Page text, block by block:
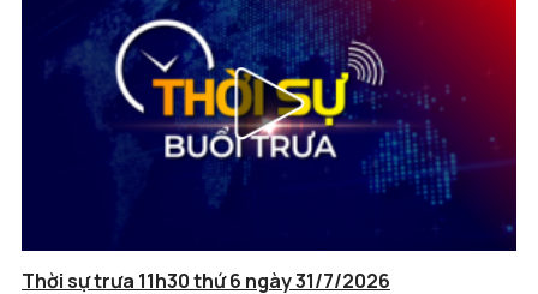
Thời sự trưa 11h30 thứ 6 ngày 31/7/2026